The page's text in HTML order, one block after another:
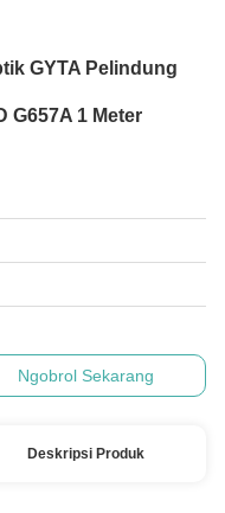
GYTA Pelindung
G657A 1 Meter
Ngobrol Sekarang
Deskripsi Produk